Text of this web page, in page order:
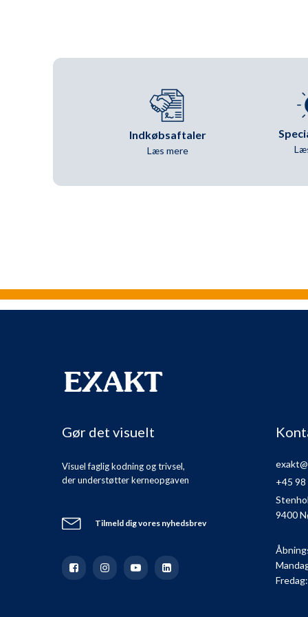
Indkøbsaftaler
Læs mere
Gør det visuelt
Visuel faglig kodning og trivsel,
der understøtter kerneopgaven
Tilmeld dig vores nyhedsbrev
+45 98
9400